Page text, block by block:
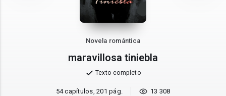
Novela romántica
maravillosa tiniebla
Texto completo
54 capítulos, 201 pág. 13 308